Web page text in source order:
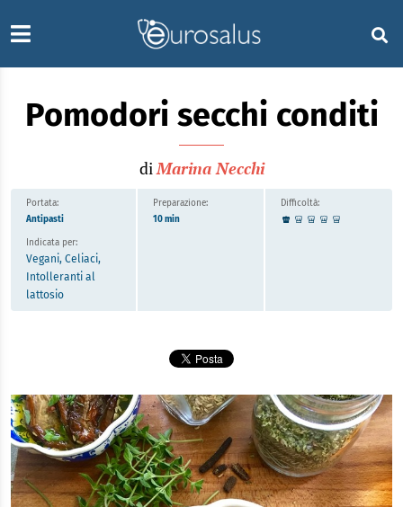
Pomodori secchi conditi
diMarina Necchi
Portata:
Antipasti
Indicata per:
Vegani, Celiaci,
Intolleranti al
lattosio
Preparazione:
10 min
Difficoltà: